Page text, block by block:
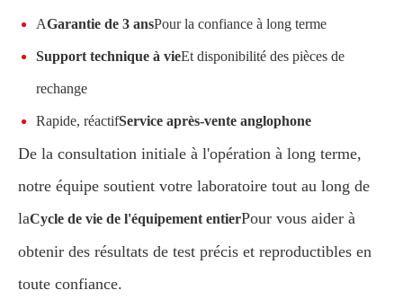
AGarantie de 3 ansPour la confiance à long terme
Support technique à vieEt disponibilité des pièces de
rechange
Rapide, réactifService après-vente anglophone
De la consultation initiale à l'opération à long terme,
notre équipe soutient votre laboratoire tout au long de
laCycle de vie de l'équipement entierPour vous aider à
obtenir des résultats de test précis et reproductibles en
toute confiance.